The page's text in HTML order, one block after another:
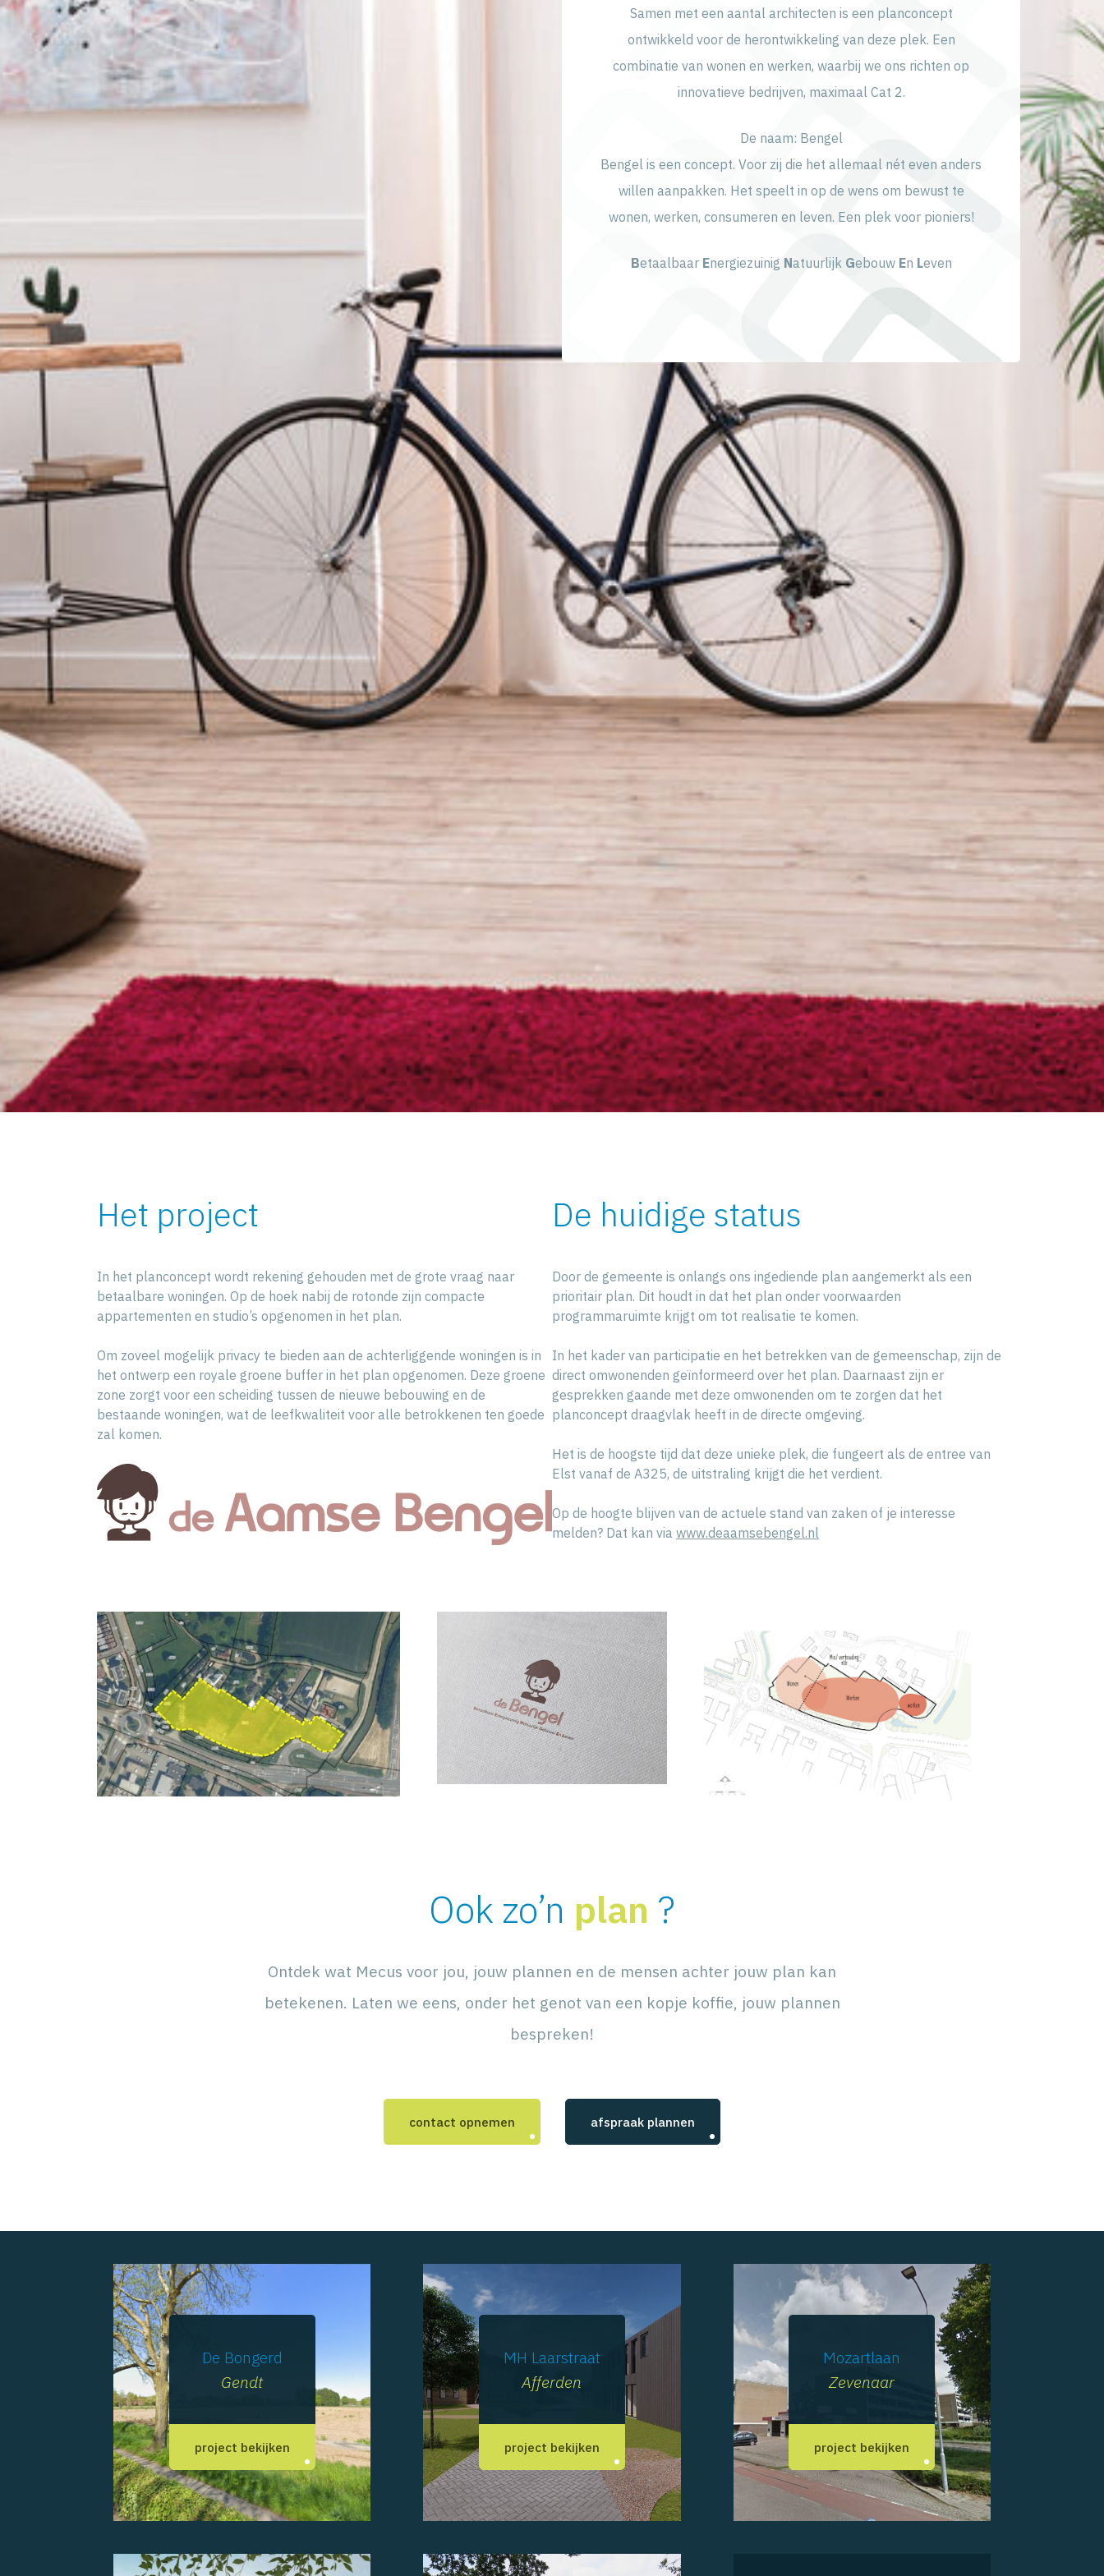
Samen met een aantal architecten is een planconcept
ontwikkeld voor de herontwikkeling van deze plek. Een
combinatie van wonen en werken, waarbij we ons richten op
innovatieve bedrijven, maximaal Cat 2.
De naam: Bengel
Bengel is een concept. Voor zij die het allemaal nét even anders
willen aanpakken. Het speelt in op de wens om bewust te
wonen, werken, consumeren en leven. Een plek voor pioniers!
Betaalbaar Energiezuinig Natuurlijk Gebouw En Leven
Het project
In het planconcept wordt rekening gehouden met de grote vraag naar
betaalbare woningen. Op de hoek nabij de rotonde zijn compacte
appartementen en studio’s opgenomen in het plan.
Om zoveel mogelijk privacy te bieden aan de achterliggende woningen is in
het ontwerp een royale groene buffer in het plan opgenomen. Deze groene
zone zorgt voor een scheiding tussen de nieuwe bebouwing en de
bestaande woningen, wat de leefkwaliteit voor alle betrokkenen ten goede
zal komen.
De huidige status
Door de gemeente is onlangs ons ingediende plan aangemerkt als een
prioritair plan. Dit houdt in dat het plan onder voorwaarden
programmaruimte krijgt om tot realisatie te komen.
In het kader van participatie en het betrekken van de gemeenschap, zijn de
direct omwonenden geïnformeerd over het plan. Daarnaast zijn er
gesprekken gaande met deze omwonenden om te zorgen dat het
planconcept draagvlak heeft in de directe omgeving.
Het is de hoogste tijd dat deze unieke plek, die fungeert als de entree van
Elst vanaf de A325, de uitstraling krijgt die het verdient.
Op de hoogte blijven van de actuele stand van zaken of je interesse
melden? Dat kan via www.deaamsebengel.nl
Ook zo’n plan ?
Ontdek wat Mecus voor jou, jouw plannen en de mensen achter jouw plan kan
betekenen. Laten we eens, onder het genot van een kopje koffie, jouw plannen
bespreken!
contact opnemen afspraak plannen
De Bongerd
Gendt
project bekijken
MH Laarstraat
Afferden
project bekijken
Mozartlaan
Zevenaar
project bekijken